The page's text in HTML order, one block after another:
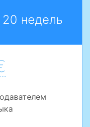
недель